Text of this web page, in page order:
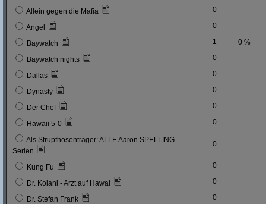
Allein gegen die Mafia 0
Angel 0
Baywatch 1 0 %
Baywatch nights 0
Dallas 0
Dynasty 0
Der Chef 0
Hawaii 5-0 0
Als Strupfhosenträger: ALLE Aaron SPELLING-
Serien
0
Kung Fu 0
Dr. Kolani - Arzt auf Hawai 0
Dr. Stefan Frank 0